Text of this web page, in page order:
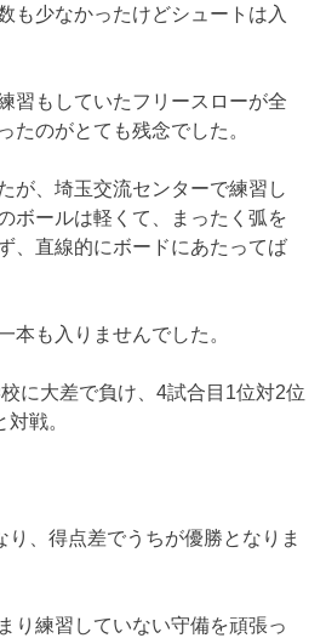
も少なかったけどシュートは入
習もしていたフリースローが全
たのがとても残念でした。
が、埼玉交流センターで練習し
ボールは軽くて、まったく弧を
、直線的にボードにあたってば
本も入りませんでした。
に大差で負け、4試合目1位対2位
戦。
、得点差でうちが優勝となりま
り練習していない守備を頑張っ